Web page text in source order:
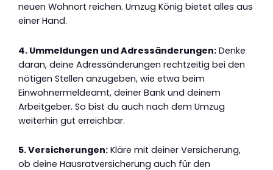
neuen Wohnort reichen. Umzug König bietet alles aus
einer Hand.
4. Ummeldungen und Adressänderungen: Denke
daran, deine Adressänderungen rechtzeitig bei den
nötigen Stellen anzugeben, wie etwa beim
Einwohnermeldeamt, deiner Bank und deinem
Arbeitgeber. So bist du auch nach dem Umzug
weiterhin gut erreichbar.
5. Versicherungen: Kläre mit deiner Versicherung,
ob deine Hausratversicherung auch für den